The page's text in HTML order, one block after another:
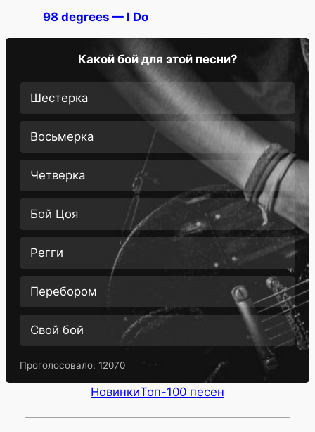
98 degrees — I Do
Какой бой для этой песни?
Шестерка
Восьмерка
Четверка
Бой Цоя
Регги
Перебором
Свой бой
Проголосовало: 12070
НовинкиТоп-100 песен